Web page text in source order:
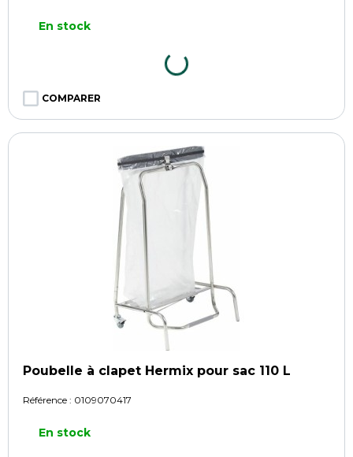
En stock
COMPARER
Poubelle à clapet Hermix pour sac 110 L
Référence : 0109070417
En stock